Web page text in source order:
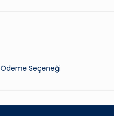
Ödeme Seçeneği